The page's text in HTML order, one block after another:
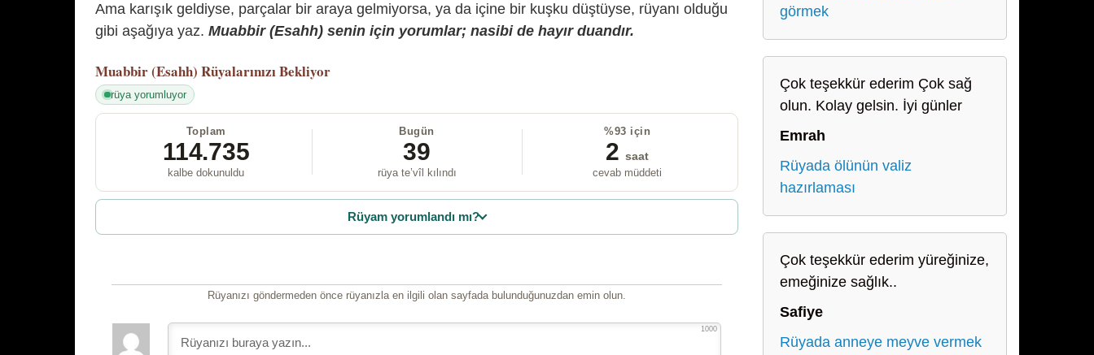
Ama karışık geldiyse, parçalar bir araya gelmiyorsa, ya da içine bir kuşku düştüyse, rüyanı olduğu
gibi aşağıya yaz. Muabbir (Esahh) senin için yorumlar; nasibi de hayır duandır.
Muabbir (Esahh) Rüyalarınızı Bekliyor
rüya yorumluyor
Toplam
114.735
kalbe dokunuldu
Bugün
39
rüya te’vîl kılındı
%93 için
2 saat
cevab müddeti
Rüyam yorumlandı mı?
Rüyanızı göndermeden önce rüyanızla en ilgili olan sayfada bulunduğunuzdan emin olun.
1000
görmek
Çok teşekkür ederim Çok sağ
olun. Kolay gelsin. İyi günler
Emrah
Rüyada ölünün valiz
hazırlaması
Çok teşekkür ederim yüreğinize,
emeğinize sağlık..
Safiye
Rüyada anneye meyve vermek